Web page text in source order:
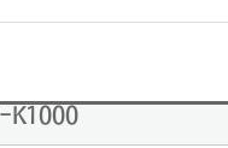
K1000